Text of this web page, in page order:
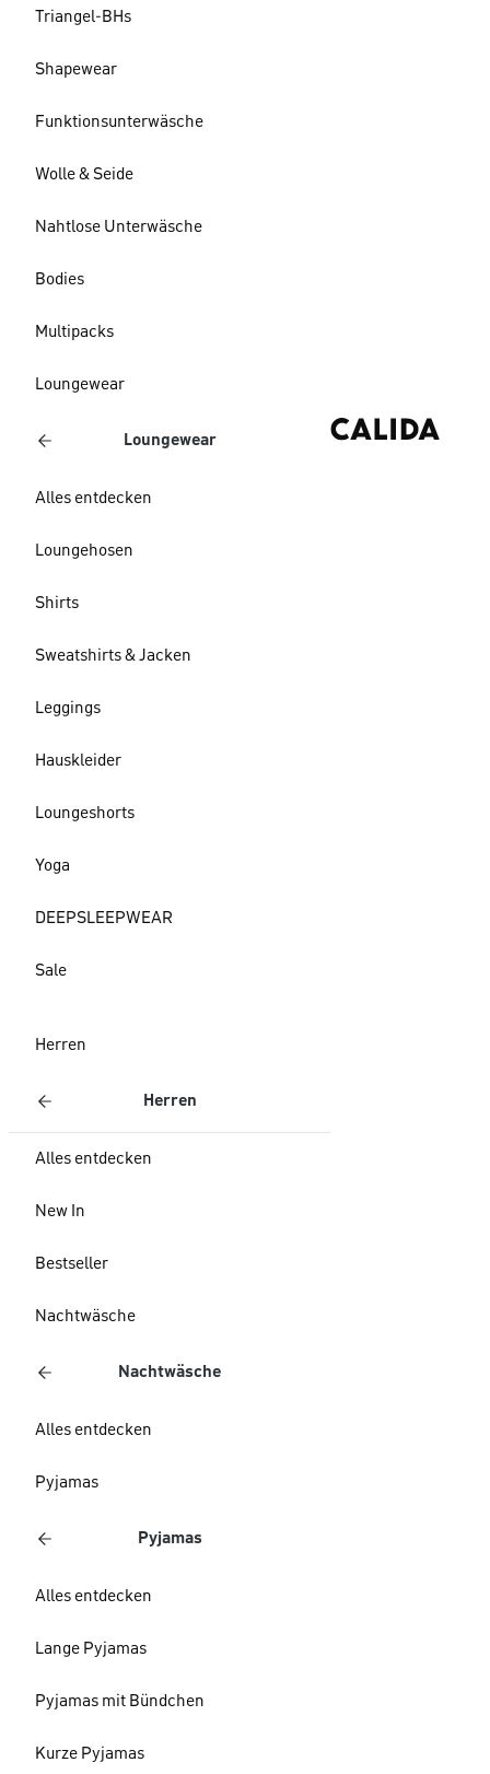
Triangel-BHs
Shapewear
Funktionsunterwäsche
Wolle & Seide
Nahtlose Unterwäsche
Bodies
Multipacks
Loungewear
Loungewear
Alles entdecken
Loungehosen
Shirts
Sweatshirts & Jacken
Leggings
Hauskleider
Loungeshorts
Yoga
DEEPSLEEPWEAR
Sale
Herren
Herren
Alles entdecken
New In
Bestseller
Nachtwäsche
Nachtwäsche
Alles entdecken
Pyjamas
Pyjamas
Alles entdecken
Lange Pyjamas
Pyjamas mit Bündchen
Kurze Pyjamas